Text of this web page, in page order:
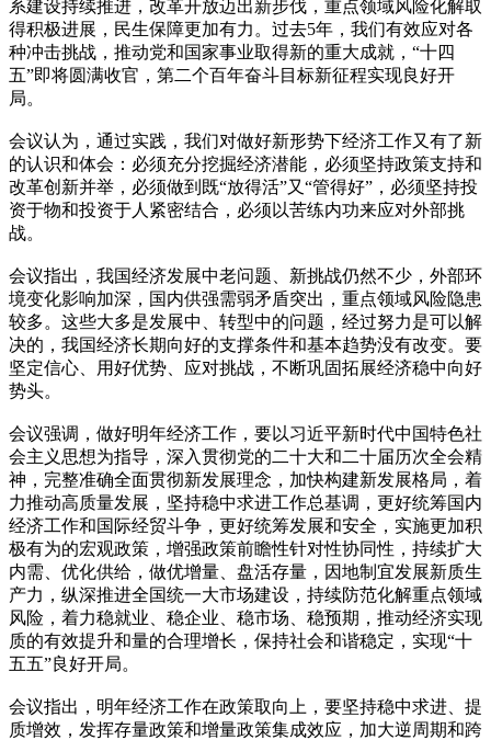
系建设持续推进，改革开放迈出新步伐，重点领域风险化解取
得积极进展，民生保障更加有力。过去5年，我们有效应对各
种冲击挑战，推动党和国家事业取得新的重大成就，“十四
五”即将圆满收官，第二个百年奋斗目标新征程实现良好开
局。
会议认为，通过实践，我们对做好新形势下经济工作又有了新
的认识和体会：必须充分挖掘经济潜能，必须坚持政策支持和
改革创新并举，必须做到既“放得活”又“管得好”，必须坚持投
资于物和投资于人紧密结合，必须以苦练内功来应对外部挑
战。
会议指出，我国经济发展中老问题、新挑战仍然不少，外部环
境变化影响加深，国内供强需弱矛盾突出，重点领域风险隐患
较多。这些大多是发展中、转型中的问题，经过努力是可以解
决的，我国经济长期向好的支撑条件和基本趋势没有改变。要
坚定信心、用好优势、应对挑战，不断巩固拓展经济稳中向好
势头。
会议强调，做好明年经济工作，要以习近平新时代中国特色社
会主义思想为指导，深入贯彻党的二十大和二十届历次全会精
神，完整准确全面贯彻新发展理念，加快构建新发展格局，着
力推动高质量发展，坚持稳中求进工作总基调，更好统筹国内
经济工作和国际经贸斗争，更好统筹发展和安全，实施更加积
极有为的宏观政策，增强政策前瞻性针对性协同性，持续扩大
内需、优化供给，做优增量、盘活存量，因地制宜发展新质生
产力，纵深推进全国统一大市场建设，持续防范化解重点领域
风险，着力稳就业、稳企业、稳市场、稳预期，推动经济实现
质的有效提升和量的合理增长，保持社会和谐稳定，实现“十
五五”良好开局。
会议指出，明年经济工作在政策取向上，要坚持稳中求进、提
质增效，发挥存量政策和增量政策集成效应，加大逆周期和跨